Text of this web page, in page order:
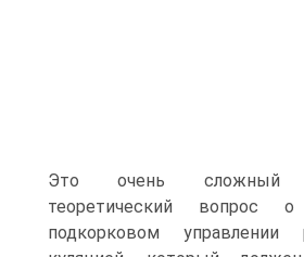
Это очень сложный
теоретический вопрос
подкорковом управлении